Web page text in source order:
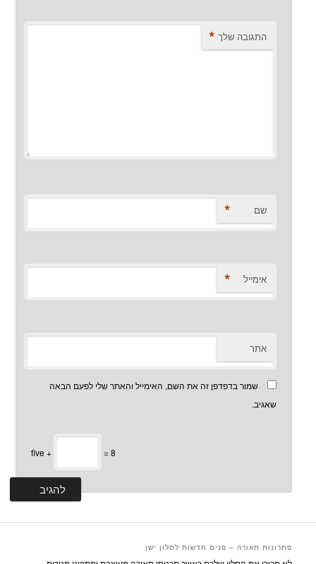
התגובה שלך *
שם *
אימייל *
אתר
שמור בדפדפן זה את השם, האימייל והאתר שלי לפעם הבאה
שאגיב.
five + = 8
פתרונות תאורה – פנים חדשות לסלון ישן